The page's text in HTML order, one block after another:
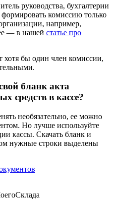
руководства, бухгалтерии
комиссию только
например,
— в нашей статье про
хотя бы один член комиссии,
бланк акта
средств в кассе?
необязательно, ее можно
Но лучше используйте
кассы. Скачать бланк и
нужные строки выделены